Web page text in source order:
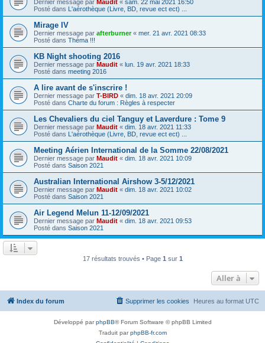
Dernier message par Maudit « sam. 22 mai 2021 16:50
Posté dans L'aérothèque (Livre, BD, revue ect ect) ...
Mirage IV
Dernier message par afterburner« mer. 21 avr. 2021 08:33
Posté dans Théma !!!
KB Night shooting 2016
Dernier message par Maudit « lun. 19 avr. 2021 18:33
Posté dans meeting 2016
A lire avant de s'inscrire !
Dernier message par T-BIRD « dim. 18 avr. 2021 20:09
Posté dans Charte du forum : Règles à respecter
Les Chevaliers du ciel Tanguy et Laverdure : Tome 9
Dernier message par Maudit « dim. 18 avr. 2021 11:33
Posté dans L'aérothèque (Livre, BD, revue ect ect) ...
Meeting Aérien International de la Somme 22/08/2021
Dernier message par Maudit « dim. 18 avr. 2021 10:09
Posté dans Saison 2021
Australian International Airshow 3-5/12/2021
Dernier message par Maudit « dim. 18 avr. 2021 10:02
Posté dans Saison 2021
Air Legend Melun 11-12/09/2021
Dernier message par Maudit « dim. 18 avr. 2021 09:53
Posté dans Saison 2021
17 résultats trouvés • Page 1 sur 1
Aller à
Index du forum Heures au format UTC
Supprimer les cookies
Développé parphpBB® Forum Software © phpBB Limited
Traduit parphpBB-fr.com